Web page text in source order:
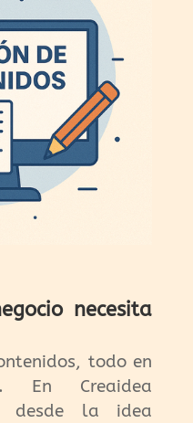
necesita
todo en
En Creaidea
desde la idea